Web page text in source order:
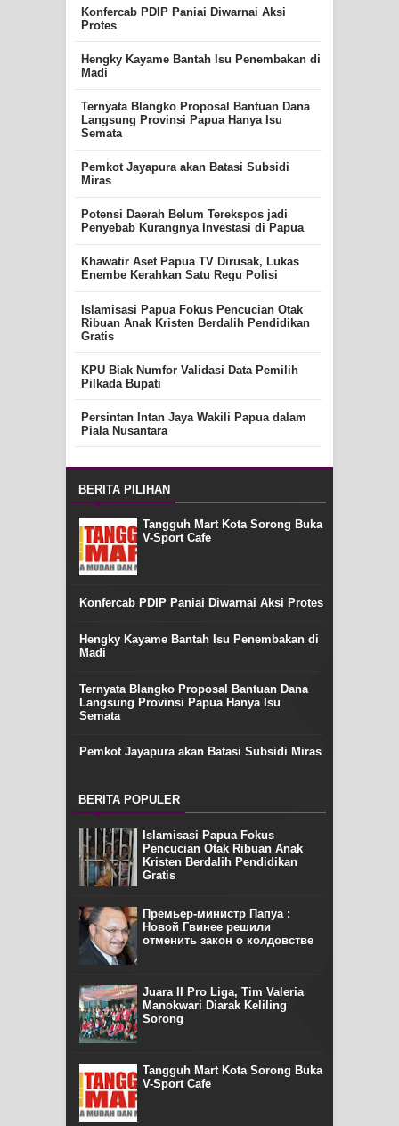
Konfercab PDIP Paniai Diwarnai Aksi
Protes
Hengky Kayame Bantah Isu Penembakan di
Madi
Ternyata Blangko Proposal Bantuan Dana
Langsung Provinsi Papua Hanya Isu
Semata
Pemkot Jayapura akan Batasi Subsidi
Miras
Potensi Daerah Belum Terekspos jadi
Penyebab Kurangnya Investasi di Papua
Khawatir Aset Papua TV Dirusak, Lukas
Enembe Kerahkan Satu Regu Polisi
Islamisasi Papua Fokus Pencucian Otak
Ribuan Anak Kristen Berdalih Pendidikan
Gratis
KPU Biak Numfor Validasi Data Pemilih
Pilkada Bupati
Persintan Intan Jaya Wakili Papua dalam
Piala Nusantara
BERITA PILIHAN
Tangguh Mart Kota Sorong Buka
V-Sport Cafe
Konfercab PDIP Paniai Diwarnai Aksi Protes
Hengky Kayame Bantah Isu Penembakan di
Madi
Ternyata Blangko Proposal Bantuan Dana
Langsung Provinsi Papua Hanya Isu
Semata
Pemkot Jayapura akan Batasi Subsidi Miras
BERITA POPULER
Islamisasi Papua Fokus
Pencucian Otak Ribuan Anak
Kristen Berdalih Pendidikan
Gratis
Премьер-министр Папуа :
Новой Гвинее решили
отменить закон о колдовстве
Juara II Pro Liga, Tim Valeria
Manokwari Diarak Keliling
Sorong
Tangguh Mart Kota Sorong Buka
V-Sport Cafe